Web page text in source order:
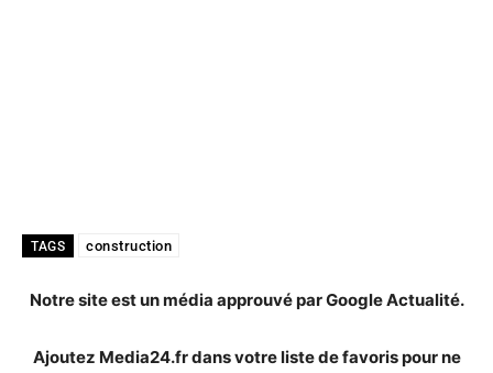
TAGS construction
Notre site est un média approuvé par Google Actualité.
Ajoutez Media24.fr dans votre liste de favoris pour ne